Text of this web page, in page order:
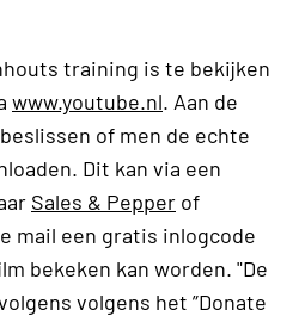
training is te bekijken
www.youtube.nl. Aan de
of men de echte
Dit kan via een
Sales & Pepper of
mail een gratis inlogcode
bekeken kan worden. "De
volgens het ”Donate